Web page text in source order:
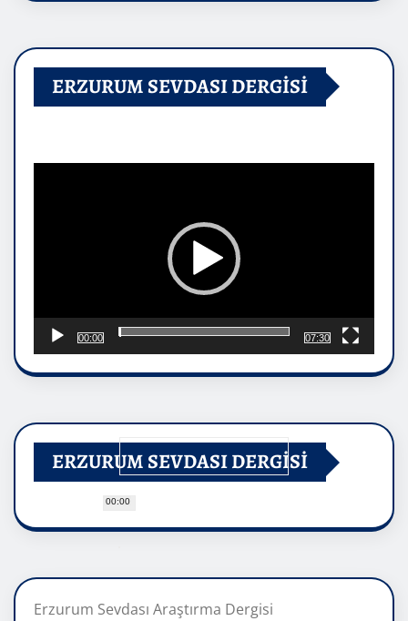
ERZURUM SEVDASI DERGİSİ
00:00
00:00
07:30
ERZURUM SEVDASI DERGİSİ
Erzurum Sevdası Araştırma Dergisi